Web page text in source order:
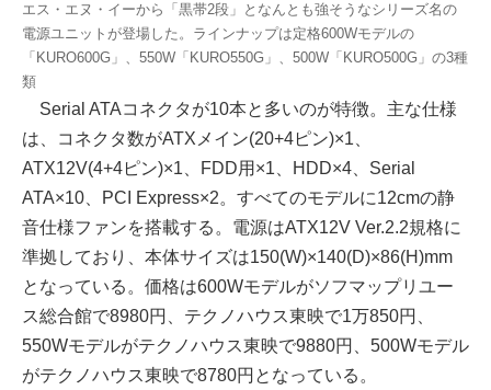
エス・エヌ・イーから「黒帯2段」となんとも強そうなシリーズ名の
電源ユニットが登場した。ラインナップは定格600Wモデルの
「KURO600G」、550W「KURO550G」、500W「KURO500G」の3種
類
Serial ATAコネクタが10本と多いのが特徴。主な仕様
は、コネクタ数がATXメイン(20+4ピン)×1、
ATX12V(4+4ピン)×1、FDD用×1、HDD×4、Serial
ATA×10、PCI Express×2。すべてのモデルに12cmの静
音仕様ファンを搭載する。電源はATX12V Ver.2.2規格に
準拠しており、本体サイズは150(W)×140(D)×86(H)mm
となっている。価格は600Wモデルがソフマップリユー
ス総合館で8980円、テクノハウス東映で1万850円、
550Wモデルがテクノハウス東映で9880円、500Wモデル
がテクノハウス東映で8780円となっている。